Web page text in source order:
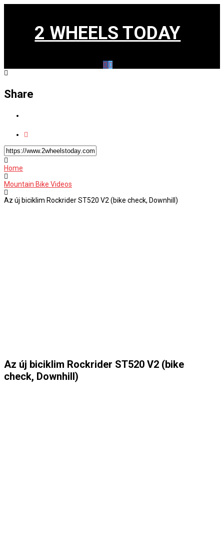
2 WHEELS TODAY
Share
Home
Mountain Bike Videos
Az új biciklim Rockrider ST520 V2 (bike check, Downhill)
Az új biciklim Rockrider ST520 V2 (bike
check, Downhill)